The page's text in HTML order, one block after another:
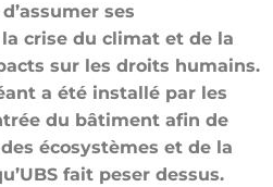
ses
crise du climat et de la
sur les droits humains.
a été installé par les
du bâtiment afin de
écosystèmes et de la
fait peser dessus.